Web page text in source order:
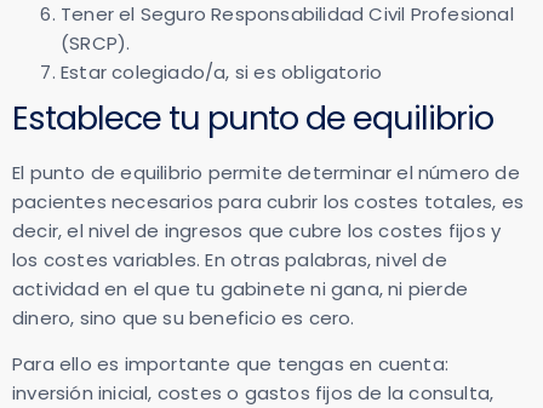
Tener el Seguro Responsabilidad Civil Profesional
(SRCP).
Estar colegiado/a, si es obligatorio
Establece tu punto de equilibrio
El punto de equilibrio permite determinar el número de
pacientes necesarios para cubrir los costes totales, es
decir, el nivel de ingresos que cubre los costes fijos y
los costes variables. En otras palabras, nivel de
actividad en el que tu gabinete ni gana, ni pierde
dinero, sino que su beneficio es cero.
Para ello es importante que tengas en cuenta:
inversión inicial, costes o gastos fijos de la consulta,